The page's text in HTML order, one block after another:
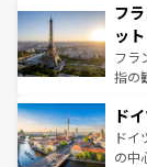
ませ
なお
しい
文化
れる
る。
アー
せる
ンテ
フ
ット
フラ
指の
で、
聖堂
から
ド
ドイ
の中